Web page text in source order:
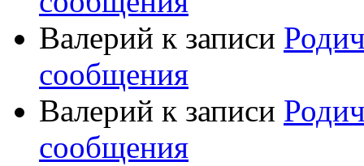
Валерий к записи
сообщения
Валерий к записи
сообщения